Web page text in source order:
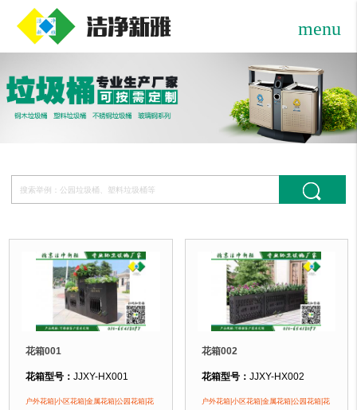
menu
花箱001
花箱型号：JJXY-HX001
花箱规格：可根据客户需求定制！
户外花箱|小区花箱|金属花箱|公园花箱|花
花箱002
花箱型号： JJXY-HX002
花箱规格：可根据客户需求定制！
户外花箱|小区花箱|金属花箱|公园花箱|花